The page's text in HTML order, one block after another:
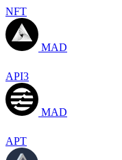
NFT
MAD
API3
MAD
APT